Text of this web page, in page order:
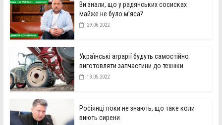
Ви знали, що у радянських сосисках
майже не було м’яса?
29.06.2022
Українські аграрії будуть самостійно
виготовляти запчастини до техніки
13.05.2022
Росіянці поки не знають, що таке коли
виють сирени